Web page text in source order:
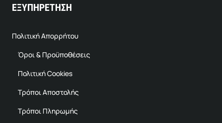
ΕΞΥΠΗΡΕΤΗΣΗ
Πολιτική Απορρήτου
Όροι & Προϋποθέσεις
Πολιτική Cookies
Τρόποι Αποστολής
Τρόποι Πληρωμής